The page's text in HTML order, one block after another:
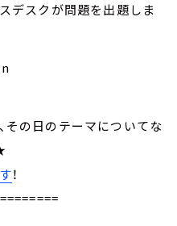
デスクが問題を出題しま
の日のテーマについてな
信中★
！